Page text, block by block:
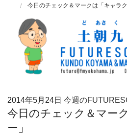
今日のチェック＆マークは「キャラク
2014年5月24日 今週の
今日のチェック＆マー
ー」